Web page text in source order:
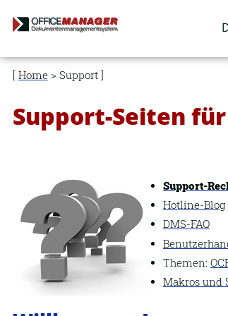
Home > Support
Support-Seiten
Support-
Hotline-Blog
DMS-FAQ
Themen:
Makros und